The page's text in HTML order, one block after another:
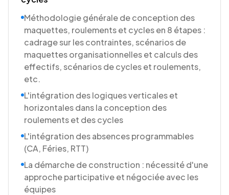
Méthodologie générale de conception des
maquettes, roulements et cycles en 8 étapes :
cadrage sur les contraintes, scénarios de
maquettes organisationnelles et calculs des
effectifs, scénarios de cycles et roulements,
etc.
L'intégration des logiques verticales et
horizontales dans la conception des
roulements et des cycles
L'intégration des absences programmables
(CA, Féries, RTT)
La démarche de construction : nécessité d'une
approche participative et négociée avec les
équipes